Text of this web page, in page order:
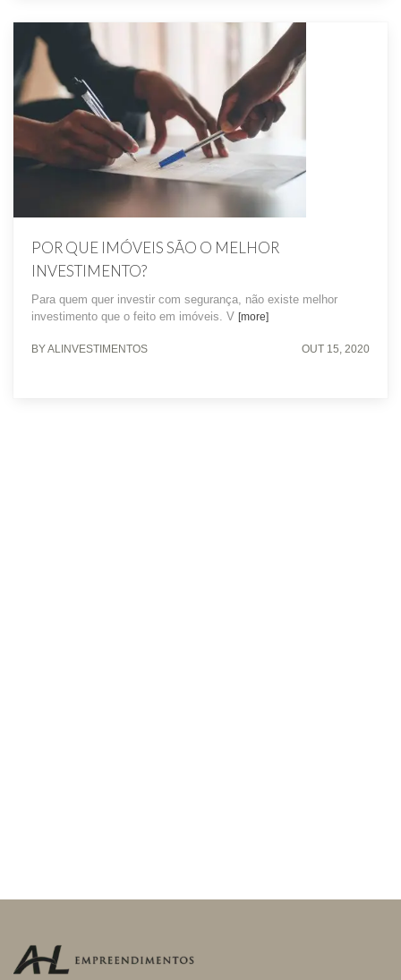
POR QUE IMÓVEIS SÃO O MELHOR
INVESTIMENTO?
Para quem quer investir com segurança, não existe melhor
investimento que o feito em imóveis. V [more]
BY ALINVESTIMENTOS OUT 15, 2020